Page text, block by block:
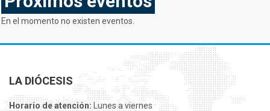
En el momento no existen eventos.
LA DIÓCESIS
Horario de atención:Lunes a viernes